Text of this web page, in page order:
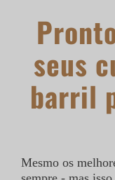
seus
barril
Mesmo os